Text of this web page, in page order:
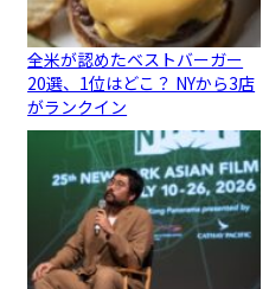
全米が認めたベストバーガー
20選、1位はどこ？ NYから3店
がランクイン